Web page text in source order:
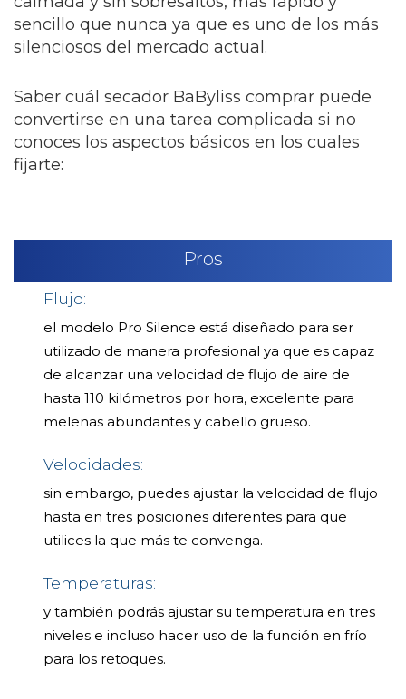
sencillo que nunca ya que es uno de los más
silenciosos del mercado actual.
Saber cuál secador BaByliss comprar puede
convertirse en una tarea complicada si no
conoces los aspectos básicos en los cuales
fijarte:
Pros
Flujo:
el modelo Pro Silence está diseñado para ser
utilizado de manera profesional ya que es capaz
de alcanzar una velocidad de flujo de aire de
hasta 110 kilómetros por hora, excelente para
melenas abundantes y cabello grueso.
Velocidades:
sin embargo, puedes ajustar la velocidad de flujo
hasta en tres posiciones diferentes para que
utilices la que más te convenga.
Temperaturas:
y también podrás ajustar su temperatura en tres
niveles e incluso hacer uso de la función en frío
para los retoques.